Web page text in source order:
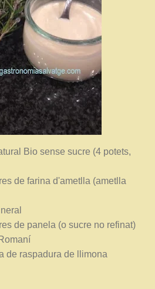
Bio sense sucre (4 potets,
de farina d'ametlla (ametlla
de panela (o sucre no refinat)
de raspadura de llimona